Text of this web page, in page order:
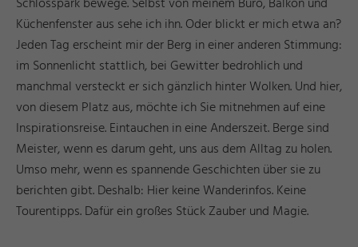
Küchenfenster aus sehe ich ihn. Oder blickt er mich etwa an?
Jeden Tag erscheint mir der Berg in einer anderen Stimmung:
im Sonnenlicht stattlich, bei Gewitter bedrohlich und
manchmal versteckt er sich gänzlich hinter Wolken. Und hier,
von diesem Platz aus, möchte ich Sie mitnehmen auf eine
Inspirationsreise. Eintauchen in eine Anderszeit. Berge sind
Meister, wenn es darum geht, uns aus dem Alltag zu holen.
Umso mehr, wenn es spannende Geschichten über sie zu
berichten gibt. Deshalb: Hier keine Wanderinfos. Keine
Tourentipps. Dafür ein großes Stück Zauber und Magie.